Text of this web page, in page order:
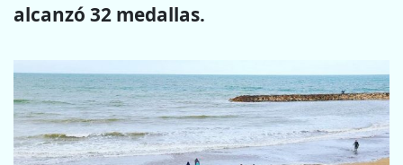
alcanzó 32 medallas.